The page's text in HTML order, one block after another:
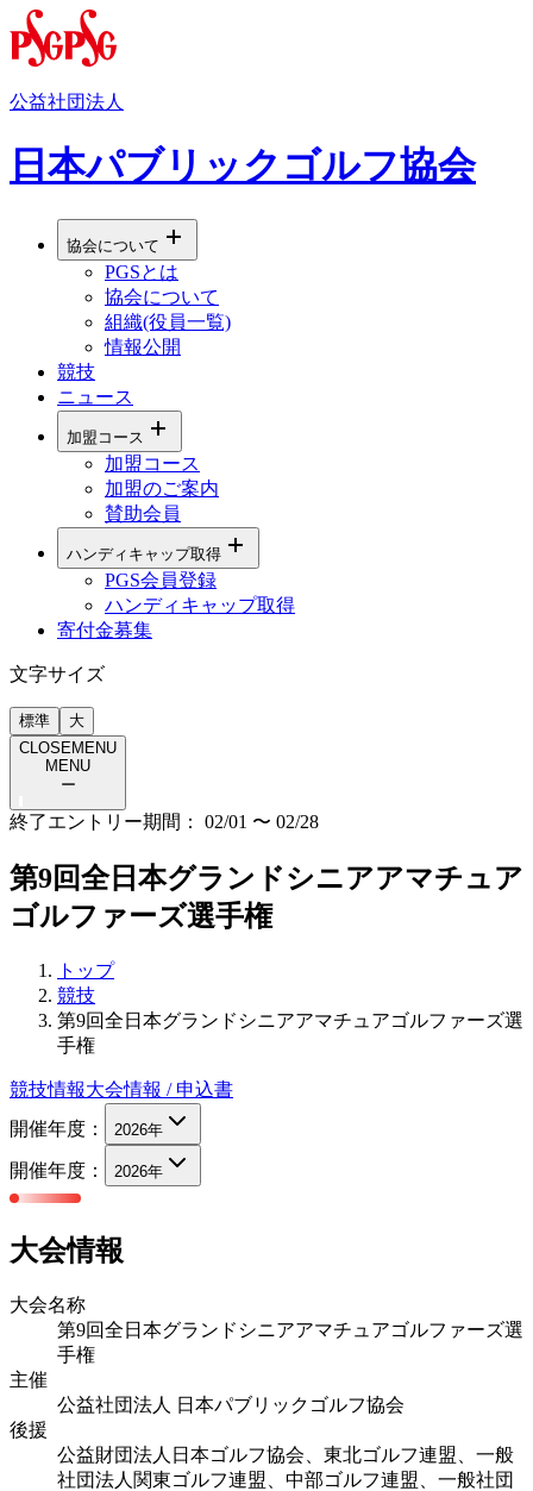
公益社団法人
日本パブリックゴルフ協会
協会について
PGSとは
協会について
組織(役員一覧)
情報公開
競技
ニュース
加盟コース
加盟コース
加盟のご案内
賛助会員
ハンディキャップ取得
PGS会員登録
ハンディキャップ取得
寄付金募集
文字サイズ
標準
大
CLOSE MENU
MENU
ー
終了エントリー期間： 02/01 〜 02/28
第9回全日本グランドシニアアマチュア
ゴルファーズ選手権
トップ
競技
第9回全日本グランドシニアアマチュアゴルファーズ選
手権
競技情報大会情報 / 申込書
開催年度：
2026年
開催年度： 2026年
大会情報
大会名称
第9回全日本グランドシニアアマチュアゴルファーズ選
手権
主催
公益社団法人 日本パブリックゴルフ協会
後援
公益財団法人日本ゴルフ協会、東北ゴルフ連盟、一般
社団法人関東ゴルフ連盟、中部ゴルフ連盟、一般社団